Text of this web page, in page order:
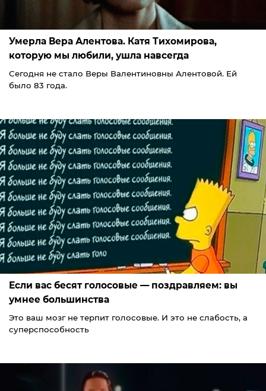
Умерла Вера Алентова. Катя Тихомирова,
которую мы любили, ушла навсегда
Сегодня не стало Веры Валентиновны Алентовой. Ей
было 83 года.
Если вас бесят голосовые — поздравляем: вы
умнее большинства
Это ваш мозг не терпит голосовые. И это не слабость, а
суперспособность